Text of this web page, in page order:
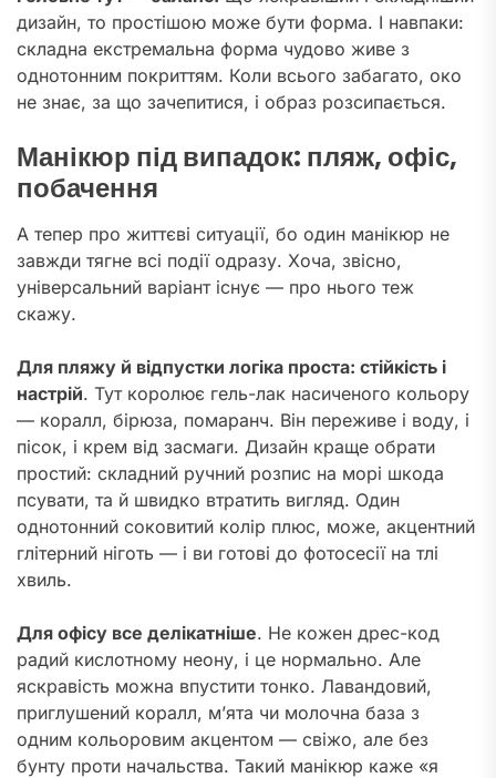
дизайн, то простішою може бути форма. І навпаки:
складна екстремальна форма чудово живе з
однотонним покриттям. Коли всього забагато, око
не знає, за що зачепитися, і образ розсипається.
Манікюр під випадок: пляж, офіс,
побачення
А тепер про життєві ситуації, бо один манікюр не
завжди тягне всі події одразу. Хоча, звісно,
універсальний варіант існує — про нього теж
скажу.
Для пляжу й відпустки логіка проста: стійкість і
настрій. Тут королює гель-лак насиченого кольору
— коралл, бірюза, помаранч. Він переживе і воду, і
пісок, і крем від засмаги. Дизайн краще обрати
простий: складний ручний розпис на морі шкода
псувати, та й швидко втратить вигляд. Один
однотонний соковитий колір плюс, може, акцентний
глітерний ніготь — і ви готові до фотосесії на тлі
хвиль.
Для офісу все делікатніше. Не кожен дрес-код
радий кислотному неону, і це нормально. Але
яскравість можна впустити тонко. Лавандовий,
приглушений коралл, м’ята чи молочна база з
одним кольоровим акцентом — свіжо, але без
бунту проти начальства. Такий манікюр каже «я